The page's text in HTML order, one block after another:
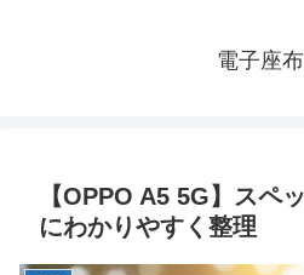
電子座
【OPPO A5 5G】スペ
にわかりやすく整理